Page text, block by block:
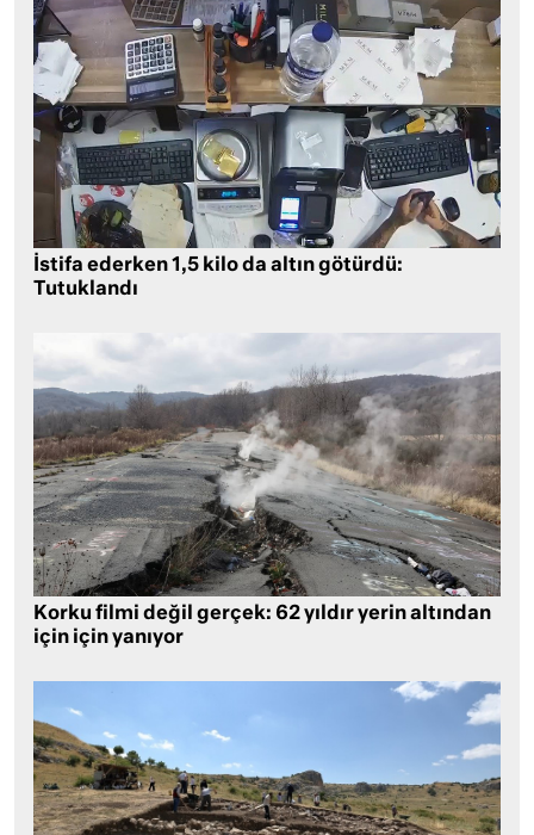
İstifa ederken 1,5 kilo da altın götürdü:
Tutuklandı
Korku filmi değil gerçek: 62 yıldır yerin altından
için için yanıyor